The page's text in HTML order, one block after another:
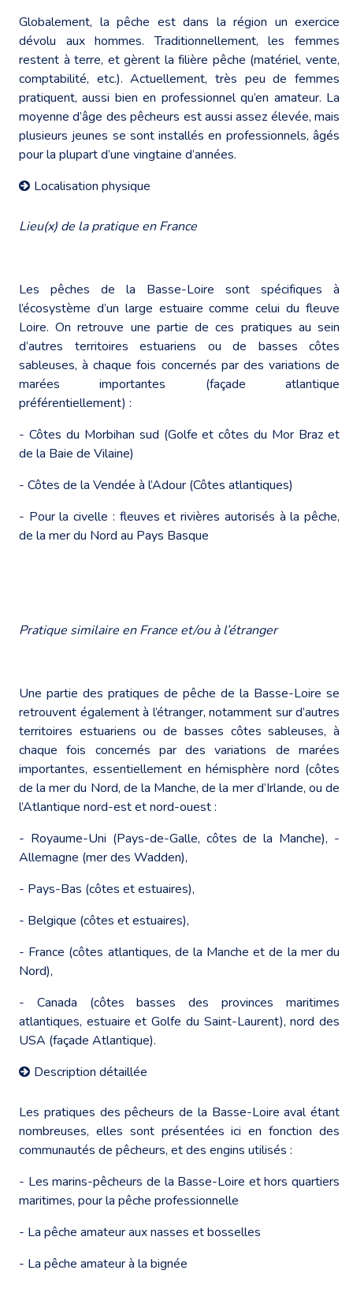
Globalement, la pêche est dans la région un exercice
dévolu aux hommes. Traditionnellement, les femmes
restent à terre, et gèrent la filière pêche (matériel, vente,
comptabilité, etc.). Actuellement, très peu de femmes
pratiquent, aussi bien en professionnel qu’en amateur. La
moyenne d’âge des pêcheurs est aussi assez élevée, mais
plusieurs jeunes se sont installés en professionnels, âgés
pour la plupart d’une vingtaine d’années.
Localisation physique
Lieu(x) de la pratique en France
Les pêches de la Basse-Loire sont spécifiques à
l’écosystème d’un large estuaire comme celui du fleuve
Loire. On retrouve une partie de ces pratiques au sein
d’autres territoires estuariens ou de basses côtes
sableuses, à chaque fois concernés par des variations de
marées importantes (façade atlantique
préférentiellement) :
- Côtes du Morbihan sud (Golfe et côtes du Mor Braz et
de la Baie de Vilaine)
- Côtes de la Vendée à l’Adour (Côtes atlantiques)
- Pour la civelle : fleuves et rivières autorisés à la pêche,
de la mer du Nord au Pays Basque
Pratique similaire en France et/ou à l’étranger
Une partie des pratiques de pêche de la Basse-Loire se
retrouvent également à l’étranger, notamment sur d’autres
territoires estuariens ou de basses côtes sableuses, à
chaque fois concernés par des variations de marées
importantes, essentiellement en hémisphère nord (côtes
de la mer du Nord, de la Manche, de la mer d’Irlande, ou de
l’Atlantique nord-est et nord-ouest :
- Royaume-Uni (Pays-de-Galle, côtes de la Manche), -
Allemagne (mer des Wadden),
- Pays-Bas (côtes et estuaires),
- Belgique (côtes et estuaires),
- France (côtes atlantiques, de la Manche et de la mer du
Nord),
- Canada (côtes basses des provinces maritimes
atlantiques, estuaire et Golfe du Saint-Laurent), nord des
USA (façade Atlantique).
Description détaillée
Les pratiques des pêcheurs de la Basse-Loire aval étant
nombreuses, elles sont présentées ici en fonction des
communautés de pêcheurs, et des engins utilisés :
- Les marins-pêcheurs de la Basse-Loire et hors quartiers
maritimes, pour la pêche professionnelle
- La pêche amateur aux nasses et bosselles
- La pêche amateur à la bignée